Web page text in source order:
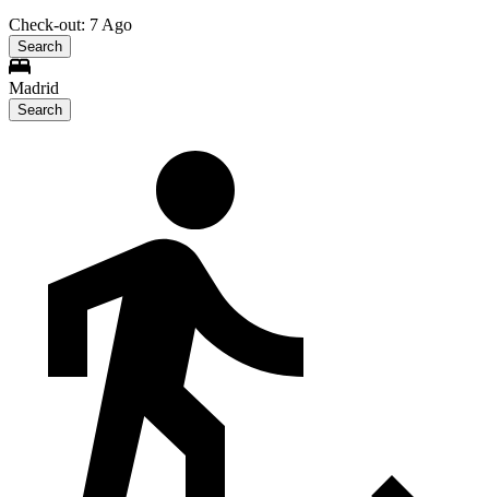
Check-out: 7 Ago
Search
Madrid
Search